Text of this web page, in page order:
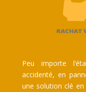
Peu importe
accidenté, en
une solution clé